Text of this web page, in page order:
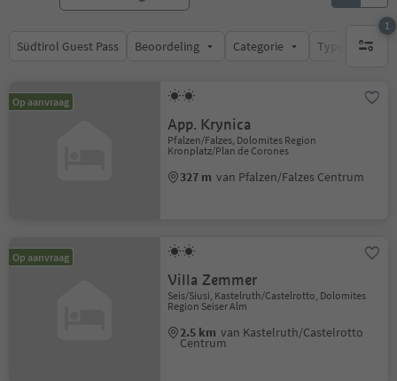
Südtirol Guest Pass Beoordeling Categorie Type catering
1
1
Op aanvraag
App. Krynica
Pfalzen/Falzes, Dolomites Region
Kronplatz/Plan de Corones
327 m van Pfalzen/Falzes Centrum
Op aanvraag
Villa Zemmer
Seis/Siusi, Kastelruth/Castelrotto, Dolomites
Region Seiser Alm
2.5 km van Kastelruth/Castelrotto
Centrum